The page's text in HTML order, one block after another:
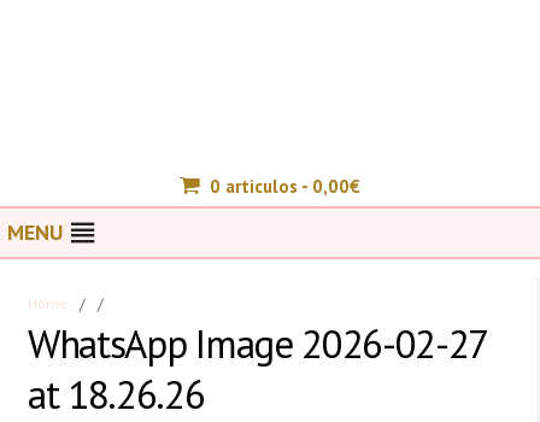
0 articulos - 0,00€
MENU
Home / /
WhatsApp Image 2026-02-27
at 18.26.26